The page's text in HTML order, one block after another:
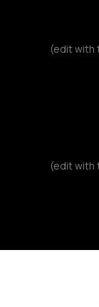
(edit with
(edit with